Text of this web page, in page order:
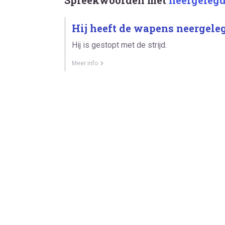
Hij heeft de wapens
Hij is gestopt met de strijd.
Meer info